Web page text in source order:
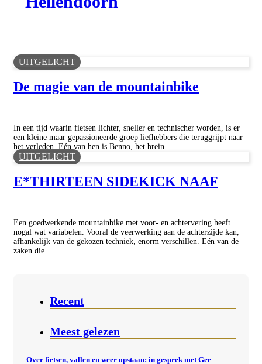
UITGELICHT
De magie van de mountainbike
In een tijd waarin fietsen lichter, sneller en technischer worden, is er
een kleine maar gepassioneerde groep liefhebbers die teruggrijpt naar
het verleden. Eén van hen is Benno, het brein...
UITGELICHT
E*THIRTEEN SIDEKICK NAAF
Een goedwerkende mountainbike met voor- en achtervering heeft
nogal wat variabelen. Vooral de veerwerking aan de achterzijde kan,
afhankelijk van de gekozen techniek, enorm verschillen. Eén van de
zaken die...
Recent
Meest gelezen
Over fietsen, vallen en weer opstaan: in gesprek met Gee